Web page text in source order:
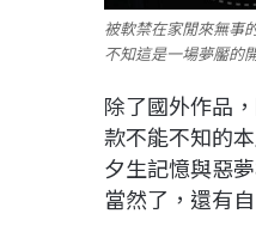
被軟禁在家閒來無事
不知這是一場夢靨的
除了國外作品
款不能不知的
夕生記憶與惡
當然了，還有自